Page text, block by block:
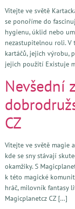
Vítejte ve světě
se ponoříme do
hygienu, úklid nebo
nezastupitelnou roli. V
kartáčů, jejich výrobu,
jejich použití Existuje
Nevšední
CZ
Vítejte ve světě magie
kde se sny stávají
okamžiky. S
k této magické
hráč, milovník fantasy
Magicplanetcz CZ […]